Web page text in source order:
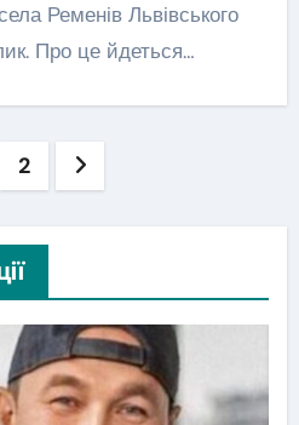
Ременів Львівського
Про це йдеться…
2